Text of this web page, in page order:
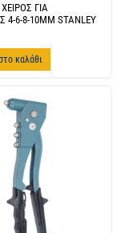
ΓΙΑ
6-8-10MM STANLEY
καλάθι